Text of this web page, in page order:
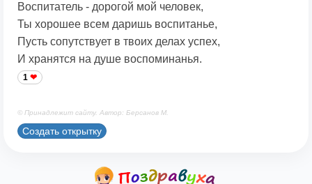
Воспитатель - дорогой мой человек,
Ты хорошее всем даришь воспитанье,
Пусть сопутствует в твоих делах успех,
И хранятся на душе воспоминанья.
1
© Принадлежит сайту. Автор: Берсанов М.
Создать открытку